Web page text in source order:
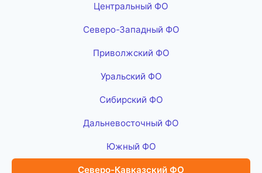
Центральный ФО
Северо-Западный ФО
Приволжский ФО
Уральский ФО
Сибирский ФО
Дальневосточный ФО
Южный ФО
Северо-Кавказский ФО